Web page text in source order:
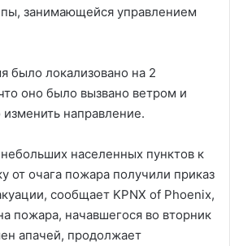
занимающейся управлением
было локализовано на 2
оно было вызвано ветром и
направление.
населенных пунктов к
от очага пожара получили приказ
сообщает KPNX of Phoenix,
пожара, начавшегося во вторник
апачей, продолжает